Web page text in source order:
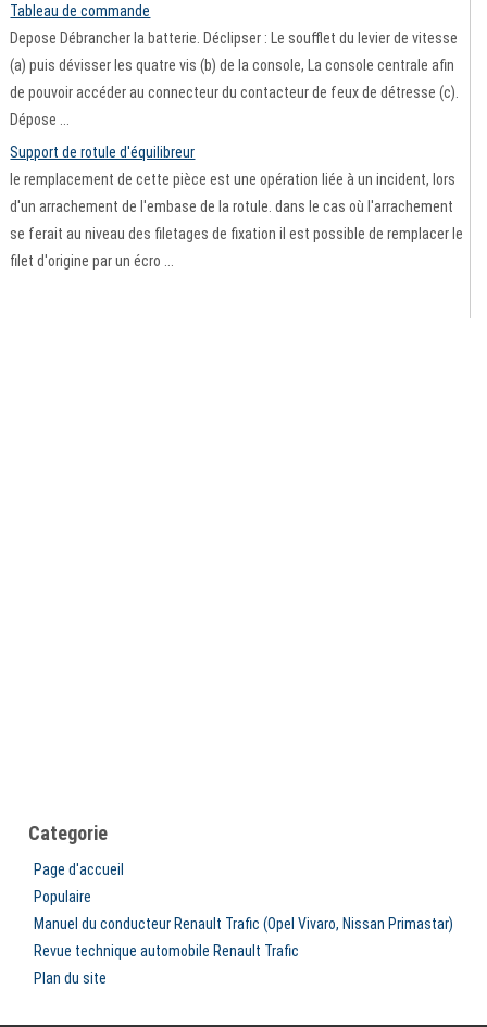
Tableau de commande
Depose Débrancher la batterie. Déclipser : Le soufflet du levier de vitesse
(a) puis dévisser les quatre vis (b) de la console, La console centrale afin
de pouvoir accéder au connecteur du contacteur de feux de détresse (c).
Dépose ...
Support de rotule d'équilibreur
le remplacement de cette pièce est une opération liée à un incident, lors
d'un arrachement de l'embase de la rotule. dans le cas où l'arrachement
se ferait au niveau des filetages de fixation il est possible de remplacer le
filet d'origine par un écro ...
Categorie
Page d'accueil
Populaire
Manuel du conducteur Renault Trafic (Opel Vivaro, Nissan Primastar)
Revue technique automobile Renault Trafic
Plan du site